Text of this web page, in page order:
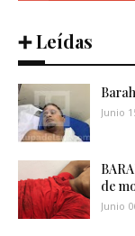
➕ Leídas
Junio
de
Junio